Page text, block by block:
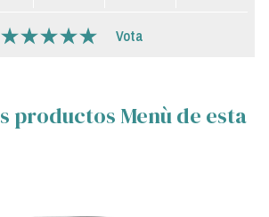
Vota
productos Menù de esta